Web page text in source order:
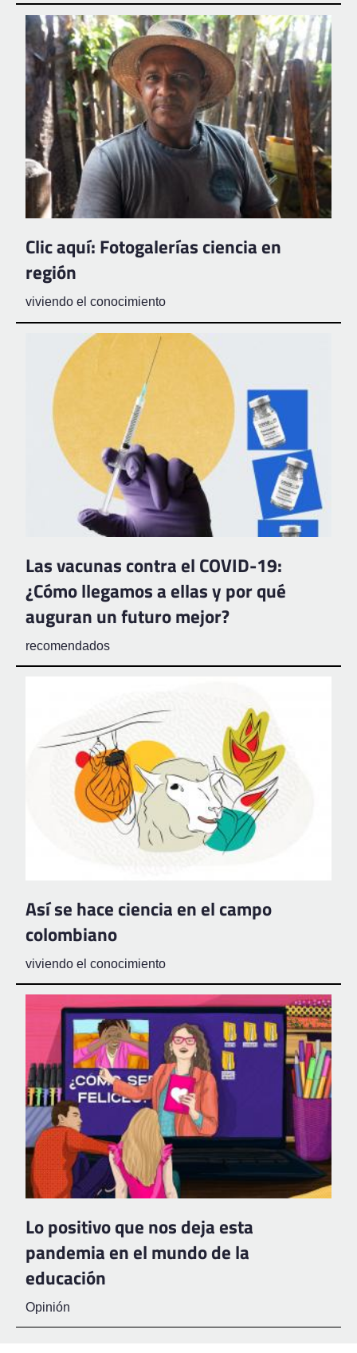
Clic aquí: Fotogalerías ciencia en
región
viviendo el conocimiento
Las vacunas contra el COVID-19:
¿Cómo llegamos a ellas y por qué
auguran un futuro mejor?
recomendados
Así se hace ciencia en el campo
colombiano
viviendo el conocimiento
Lo positivo que nos deja esta
pandemia en el mundo de la
educación
Opinión